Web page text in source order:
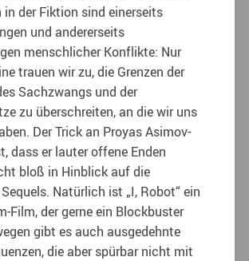
in der Fiktion sind einerseits
und andererseits
menschlicher Konflikte: Nur
trauen wir zu, die Grenzen der
Sachzwangs und der
zu überschreiten, an die wir uns
Der Trick an Proyas Asimov-
dass er lauter offene Enden
bloß in Hinblick auf die
Natürlich ist „I, Robot“ ein
Film, der gerne ein Blockbuster
gibt es auch ausgedehnte
die aber spürbar nicht mit